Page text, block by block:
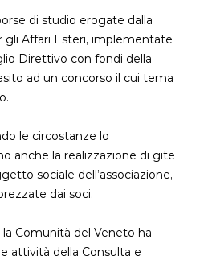
di studio erogate dalla
gli Affari Esteri, implementate
Direttivo con fondi della
ad un concorso il cui tema
le circostanze lo
anche la realizzazione di gite
sociale dell’associazione,
dai soci.
Comunità del Veneto ha
attività della Consulta e